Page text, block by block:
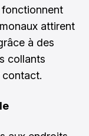
fonctionnent
attirent
à des
collants
contact.